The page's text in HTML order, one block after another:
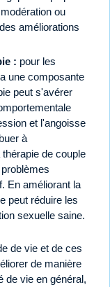
ou
améliorations
: pour les
une composante
peut s'avérer
et l'angoisse
à
thérapie de couple
En améliorant la
peut réduire les
sexuelle saine.
de vie et de ces
de manière
de vie en général,